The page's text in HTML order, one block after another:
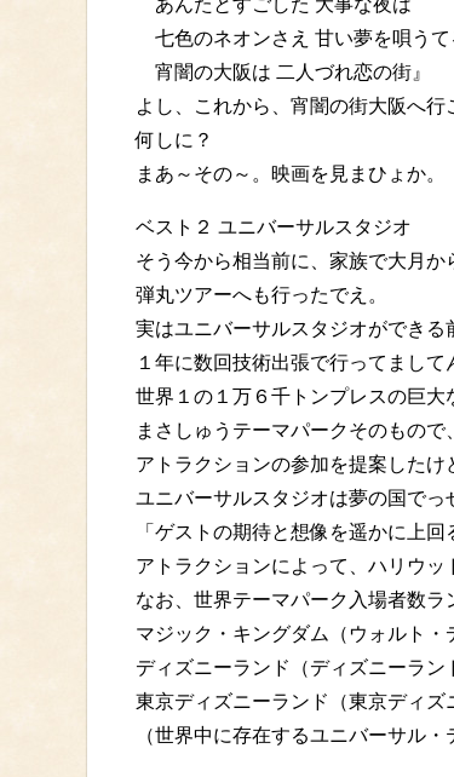
あんたとすごした 大事な夜は
七色のネオンさえ 甘い夢を唄うて
宵闇の大阪は 二人づれ恋の街』
よし、これから、宵闇の街大阪へ行
何しに？
まあ～その～。映画を見まひょか。
ベスト２ ユニバーサルスタジオ
そう今から相当前に、家族で大月
弾丸ツアーへも行ったでえ。
実はユニバーサルスタジオができ
１年に数回技術出張で行ってまして
世界１の１万６千トンプレスの巨
まさしゅうテーマパークそのもの
アトラクションの参加を提案したけ
ユニバーサルスタジオは夢の国でっ
「ゲストの期待と想像を遥かに上
アトラクションによって、ハリウッ
なお、世界テーマパーク入場者数ラ
マジック・キングダム（ウォルト・
ディズニーランド（ディズニーラン
東京ディズニーランド（東京ディズ
（世界中に存在するユニバーサル